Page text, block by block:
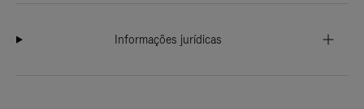
Informações jurídicas